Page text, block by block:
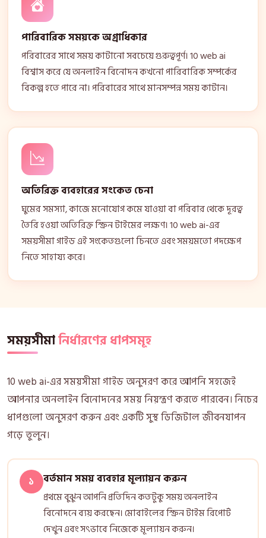
পারিবারিক সময়কে অগ্রাধিকার
পরিবারের সাথে সময় কাটানো সবচেয়ে গুরুত্বপূর্ণ। 10 web ai
বিশ্বাস করে যে অনলাইন বিনোদন কখনো পারিবারিক সম্পর্কের
বিকল্প হতে পারে না। পরিবারের সাথে মানসম্পন্ন সময় কাটান।
অতিরিক্ত ব্যবহারের সংকেত চেনা
ঘুমের সমস্যা, কাজে মনোযোগ কমে যাওয়া বা পরিবার থেকে দূরত্ব
তৈরি হওয়া অতিরিক্ত স্ক্রিন টাইমের লক্ষণ। 10 web ai-এর
সময়সীমা গাইড এই সংকেতগুলো চিনতে এবং সময়মতো পদক্ষেপ
নিতে সাহায্য করে।
সময়সীমানির্ধারণের ধাপসমূহ
10 web ai-এর সময়সীমা গাইড অনুসরণ করে আপনি সহজেই
আপনার অনলাইন বিনোদনের সময় নিয়ন্ত্রণ করতে পারবেন। নিচের
ধাপগুলো অনুসরণ করুন এবং একটি সুস্থ ডিজিটাল জীবনযাপন
গড়ে তুলুন।
১ বর্তমান সময় ব্যবহার মূল্যায়ন করুন
প্রথমে বুঝুন আপনি প্রতিদিন কতটুকু সময় অনলাইন
বিনোদনে ব্যয় করছেন। মোবাইলের স্ক্রিন টাইম রিপোর্ট
দেখুন এবং সৎভাবে নিজেকে মূল্যায়ন করুন।